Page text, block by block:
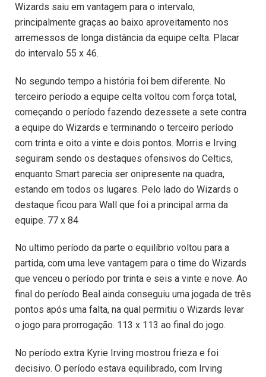
Wizards saiu em vantagem para o intervalo,
principalmente graças ao baixo aproveitamento nos
arremessos de longa distância da equipe celta. Placar
do intervalo 55 x 46.
No segundo tempo a história foi bem diferente. No
terceiro período a equipe celta voltou com força total,
começando o período fazendo dezessete a sete contra
a equipe do Wizards e terminando o terceiro período
com trinta e oito a vinte e dois pontos. Morris e Irving
seguiram sendo os destaques ofensivos do Celtics,
enquanto Smart parecia ser onipresente na quadra,
estando em todos os lugares. Pelo lado do Wizards o
destaque ficou para Wall que foi a principal arma da
equipe. 77 x 84
No ultimo período da parte o equilíbrio voltou para a
partida, com uma leve vantagem para o time do Wizards
que venceu o período por trinta e seis a vinte e nove. Ao
final do período Beal ainda conseguiu uma jogada de três
pontos após uma falta, na qual permitiu o Wizards levar
o jogo para prorrogação. 113 x 113 ao final do jogo.
No período extra Kyrie Irving mostrou frieza e foi
decisivo. O período estava equilibrado, com Irving